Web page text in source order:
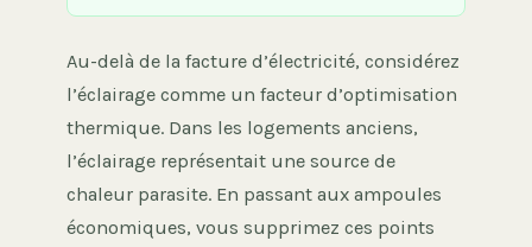
Au-delà de la facture d’électricité, considérez
l’éclairage comme un facteur d’optimisation
thermique. Dans les logements anciens,
l’éclairage représentait une source de
chaleur parasite. En passant aux ampoules
économiques, vous supprimez ces points